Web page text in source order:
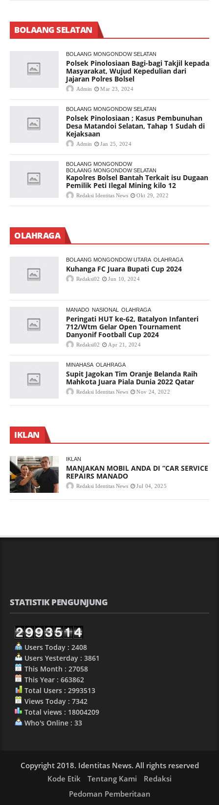
BOLAANG SELATAN
BOLAANG MONGONDOW SELATAN
Polsek Pinolosiaan Bagi-bagi Takjil kepada
Masyarakat, Wujud Kepedulian dari
Jajaran Polres Bolsel
Admin Mar 23, 2024
BOLAANG MONGONDOW SELATAN
Polsek Pinolosiaan ; Kasus Pembunuhan
Desa Matandoi Selatan, Tahap 1 Sudah di
Kejaksaan
Admin Jan 25, 2024
BOLAANG MONGONDOW
BOLAANG MONGONDOW SELATAN
Kapolres Bolsel Bantah Terkait isu Dugaan
Pemilik Peti Ilegal Mining kilo 12
Redaksi Identitas News Okt 29, 2022
OLAHRAGA
BOLAANG MONGONDOW UTARA OLAHRAGA
Kuhanga FC Juara Bupati Cup 2024
Redaksi02 Jun 10, 2024
MANADO NASIONAL OLAHRAGA
Peringati HUT ke-62, Batalyon Infanteri
712/Wtm Gelar Open Tournament
Danyonif Football Cup 2024
Redaksi02 Apr 21, 2024
MINAHASA OLAHRAGA
Supit Jagokan Tim Oranje Belanda Raih
Mahkota Juara Piala Dunia 2022 Qatar
Redaksi Identitas News Nov 24, 2022
IKLAN
IKLAN
MANJAKAN MOBIL ANDA DI “CAR SERVICE
REPAIRS MANADO
Redaksi Identitas News Jul 04, 2025
STATISTIK PENGUNJUNG
Users Today : 2408
Users Yesterday : 3861
This Month : 27058
This Year : 663862
Total Users : 2993513
Views Today : 7342
Total views : 18004209
Who's Online : 33
Copyright 2018. Identitas News. All rights reserved
Kode Etik
Tentang Kami
Redaksi
Pedoman Pemberitaan